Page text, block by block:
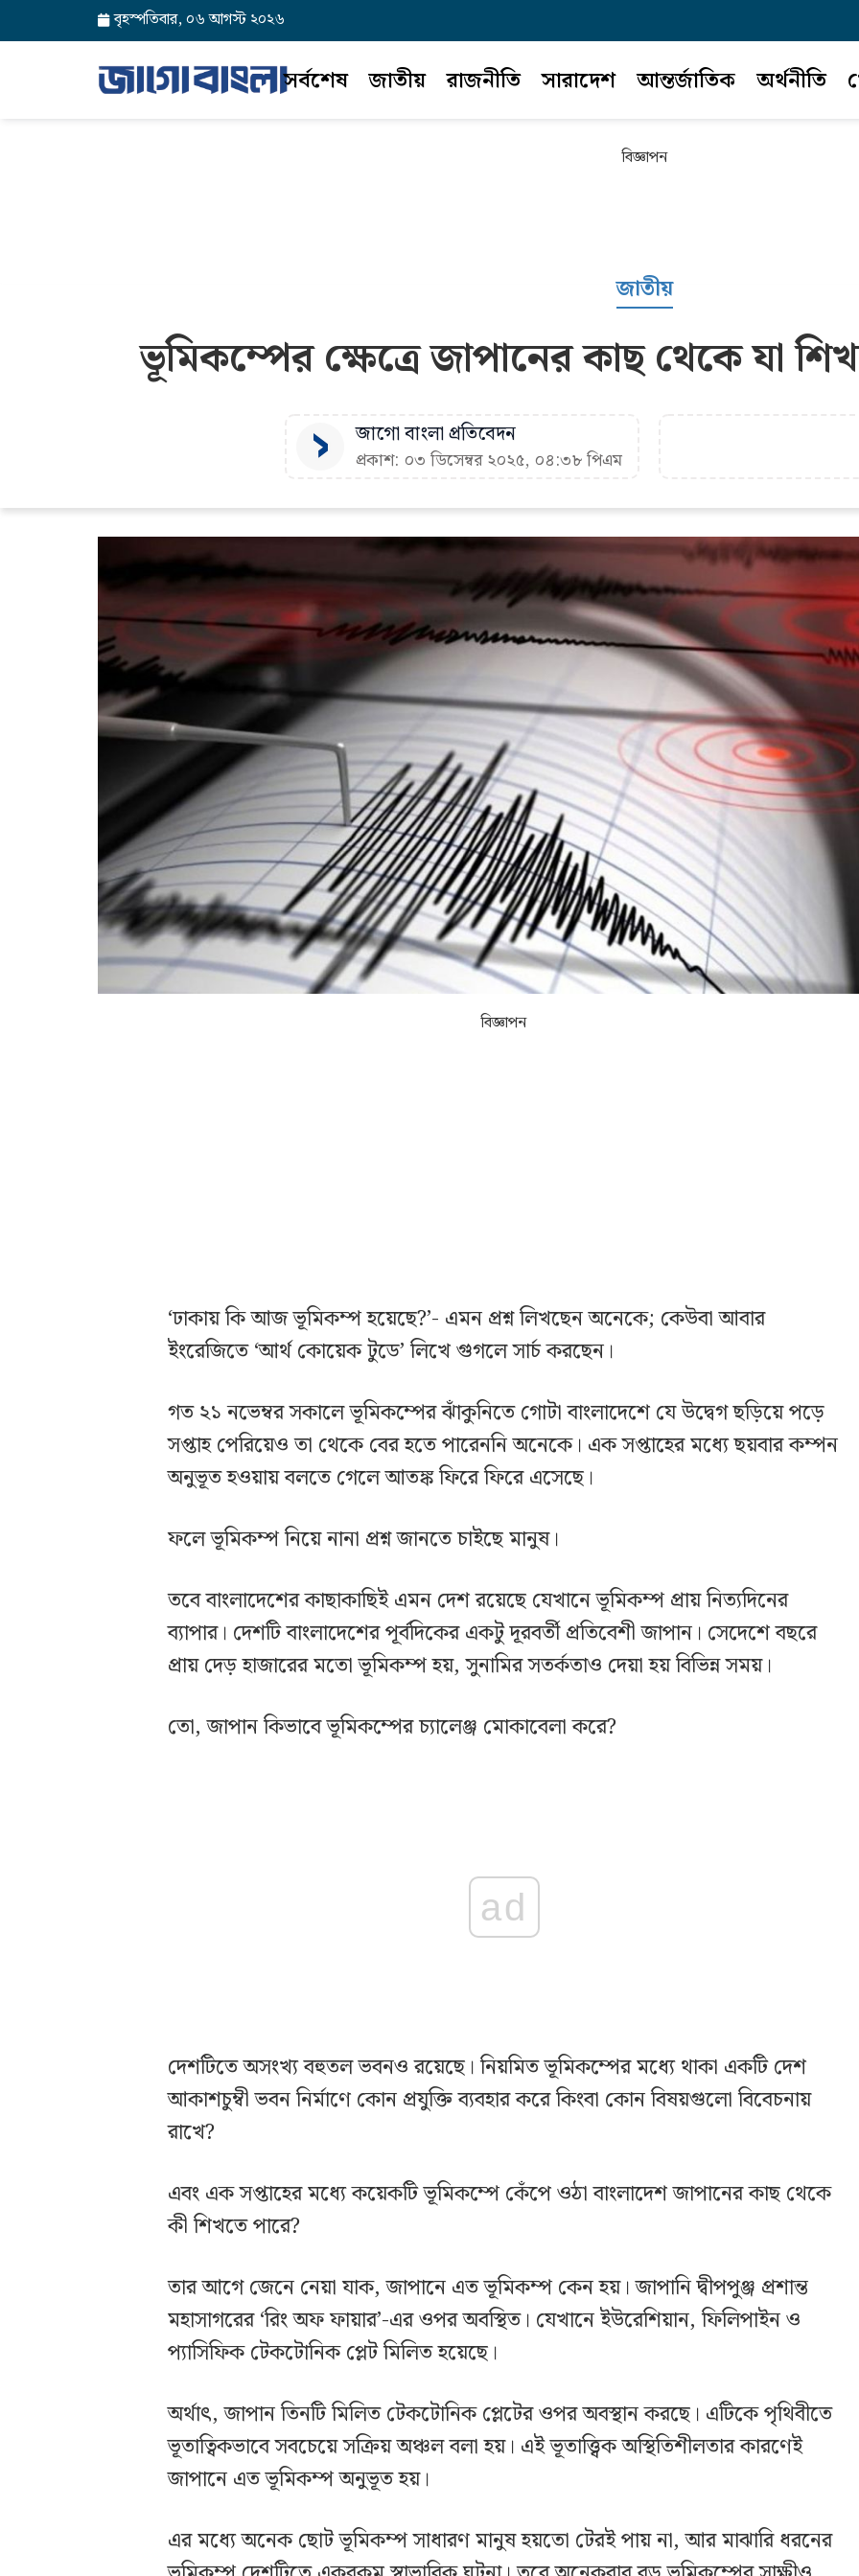
বৃহস্পতিবার, ০৬ আগস্ট ২০২৬
সর্বশেষ জাতীয় রাজনীতি সারাদেশ আন্তর্জাতিক অর্থনীতি
বিজ্ঞাপন
জাতীয়
ভূমিকম্পের ক্ষেত্রে জাপানের কাছ থেকে যা
জাগো বাংলা প্রতিবেদন
প্রকাশ: ০৩ ডিসেম্বর ২০২৫, ০৪:৩৮ পিএম
বিজ্ঞাপন
‘ঢাকায় কি আজ ভূমিকম্প হয়েছে?’- এমন প্রশ্ন লিখছেন অনেকে; কেউবা আবার
ইংরেজিতে ‘আর্থ কোয়েক টুডে’ লিখে গুগলে সার্চ করছেন।
গত ২১ নভেম্বর সকালে ভূমিকম্পের ঝাঁকুনিতে গোটা বাংলাদেশে যে উদ্বেগ ছড়িয়ে পড়ে
সপ্তাহ পেরিয়েও তা থেকে বের হতে পারেননি অনেকে। এক সপ্তাহের মধ্যে ছয়বার কম্পন
অনুভূত হওয়ায় বলতে গেলে আতঙ্ক ফিরে ফিরে এসেছে।
ফলে ভূমিকম্প নিয়ে নানা প্রশ্ন জানতে চাইছে মানুষ।
তবে বাংলাদেশের কাছাকাছিই এমন দেশ রয়েছে যেখানে ভূমিকম্প প্রায় নিত্যদিনের
ব্যাপার। দেশটি বাংলাদেশের পূর্বদিকের একটু দূরবর্তী প্রতিবেশী জাপান। সেদেশে বছরে
প্রায় দেড় হাজারের মতো ভূমিকম্প হয়, সুনামির সতর্কতাও দেয়া হয় বিভিন্ন সময়।
তো, জাপান কিভাবে ভূমিকম্পের চ্যালেঞ্জ মোকাবেলা করে?
ad
দেশটিতে অসংখ্য বহুতল ভবনও রয়েছে। নিয়মিত ভূমিকম্পের মধ্যে থাকা একটি দেশ
আকাশচুম্বী ভবন নির্মাণে কোন প্রযুক্তি ব্যবহার করে কিংবা কোন বিষয়গুলো বিবেচনায়
রাখে?
এবং এক সপ্তাহের মধ্যে কয়েকটি ভূমিকম্পে কেঁপে ওঠা বাংলাদেশ জাপানের কাছ থেকে
কী শিখতে পারে?
তার আগে জেনে নেয়া যাক, জাপানে এত ভূমিকম্প কেন হয়। জাপানি দ্বীপপুঞ্জ প্রশান্ত
মহাসাগরের ‘রিং অফ ফায়ার’-এর ওপর অবস্থিত। যেখানে ইউরেশিয়ান, ফিলিপাইন ও
প্যাসিফিক টেকটোনিক প্লেট মিলিত হয়েছে।
অর্থাৎ, জাপান তিনটি মিলিত টেকটোনিক প্লেটের ওপর অবস্থান করছে। এটিকে পৃথিবীতে
ভূতাত্বিকভাবে সবচেয়ে সক্রিয় অঞ্চল বলা হয়। এই ভূতাত্ত্বিক অস্থিতিশীলতার কারণেই
জাপানে এত ভূমিকম্প অনুভূত হয়।
এর মধ্যে অনেক ছোট ভূমিকম্প সাধারণ মানুষ হয়তো টেরই পায় না, আর মাঝারি ধরনের